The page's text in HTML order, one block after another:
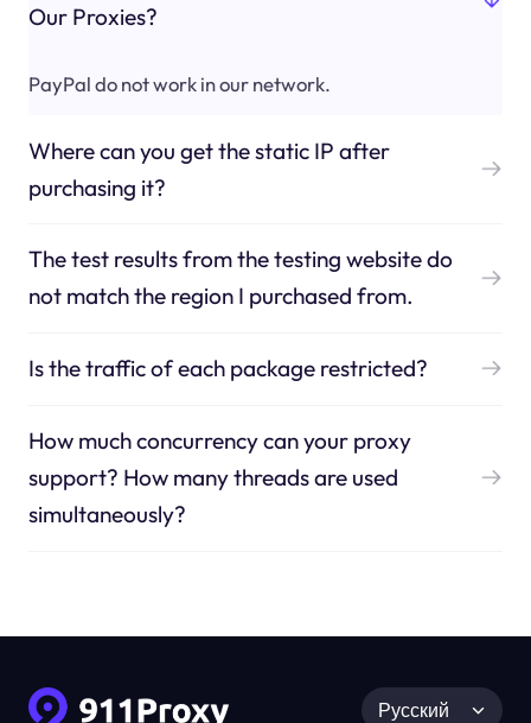
Our Proxies?
PayPal do not work in our network.
Where can you get the static IP after
purchasing it?
The test results from the testing website do
not match the region I purchased from.
Is the traffic of each package restricted?
How much concurrency can your proxy
support? How many threads are used
simultaneously?
Русский